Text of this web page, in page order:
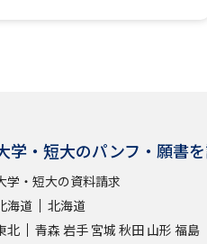
学・短大のパンフ・願書
学・短大の資料請求
海道
北海道
北
青森 岩手 宮城 秋田 山形 福島